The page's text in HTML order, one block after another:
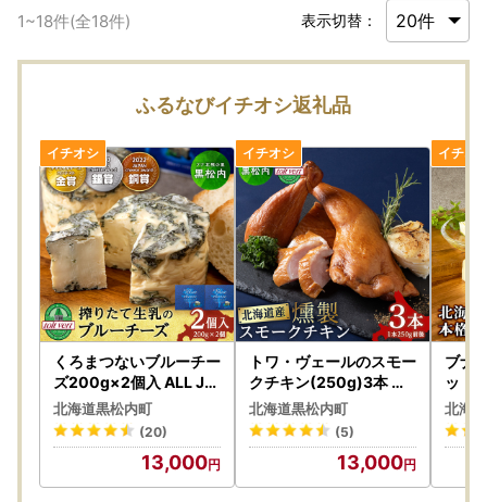
TEL：011-887-7373 Mail：
customer@souplesse.jp
1~18件(全18件) 表示切替：
ふるなびイチオシ返礼品
くろまつないブルーチー
ズ200g×2個入 ALL JA
PANチーズコンテスト金
賞！黒松内町特産物手づ
くり加工センター
北海道黒松内町
(20)
13,000
トワ・ヴェールのスモー
クチキン(250g)3本 工
場直送
北海道黒松内町
(5)
13,000
ブナ
ット
＜ア
ージ
北海